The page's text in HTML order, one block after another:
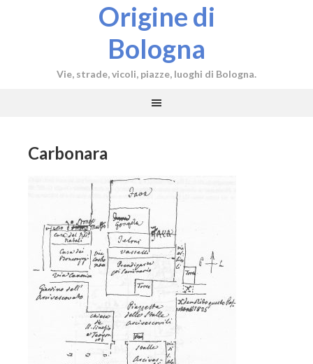
Origine di
Bologna
Vie, strade, vicoli, piazze, luoghi di Bologna.
Carbonara